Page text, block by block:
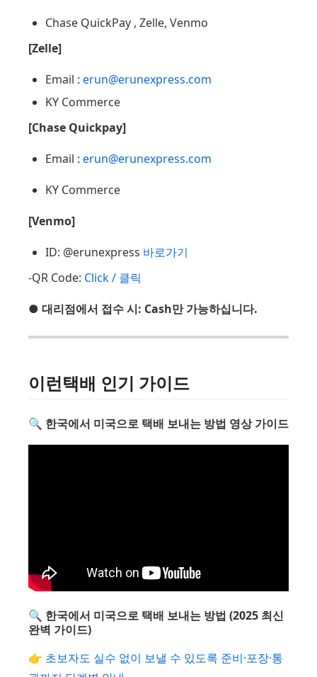
Chase QuickPay , Zelle, Venmo
[Zelle]
Email : erun@erunexpress.com
KY Commerce
[Chase Quickpay]
Email : erun@erunexpress.com
KY Commerce
[Venmo]
ID: @erunexpress 바로가기
-QR Code: Click / 클릭
● 대리점에서 접수 시: Cash만 가능하십니다.
이런택배 인기 가이드
🔍 한국에서 미국으로 택배 보내는 방법 영상 가이드
🔍 한국에서 미국으로 택배 보내는 방법 (2025 최신
완벽 가이드)
👉 초보자도 실수 없이 보낼 수 있도록 준비·포장·통